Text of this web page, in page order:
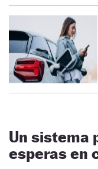
Un sistema
esperas en